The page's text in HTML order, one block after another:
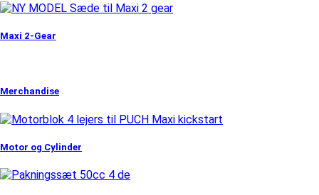
Maxi 2-Gear
Merchandise
Motor og Cylinder